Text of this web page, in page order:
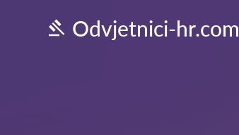
Odvjetnici-hr.com